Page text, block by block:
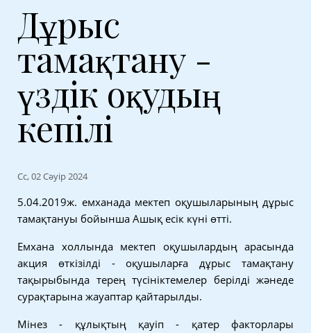
Дұрыс
тамақтану -
үздік оқудың
кепілі
Сс, 02 Сәуір 2024
5.04.2019ж. емханада мектеп оқушыларының дұрыс
тамақтануы бойынша Ашық есік күні өтті.
Емхана холлында мектеп оқушылардың арасында
акция өткізілді - оқушыларға дұрыс тамақтану
тақырыбында терең түсініктемелер берілді жәнеде
сурақтарына жауаптар қайтарылды.
Мінез - құлықтың қауіп - қатер факторлары